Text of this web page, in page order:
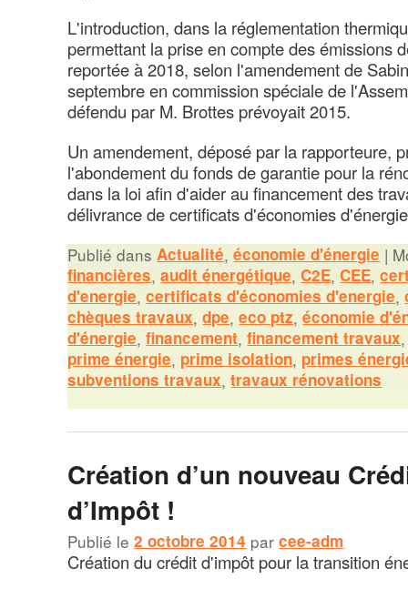
L'introduction, dans la réglementation
permettant la prise en compte des émissions
reportée à 2018, selon l'amendement de
septembre en commission spéciale de
défendu par M. Brottes prévoyait 2015.
Un amendement, déposé par la rapporteure,
l'abondement du fonds de garantie pour la
dans la loi afin d'aider au financement des
délivrance de certificats d'économies
Publié dans Actualité,économie d'énergie |
financières,audit énergétique,C2E,CEE,
d'energie,certificats d'économies d'energie,
chèques travaux,dpe,eco ptz,économie
d'énergie,financement,financement travaux
prime énergie, prime isolation, primes
subventions travaux,travaux rénovations
Création d’un nouveau
d’Impôt !
Publié le2 octobre 2014 parcee-adm
Création du crédit d'impôt pour la transition